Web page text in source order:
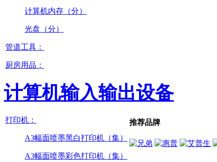
计算机内存（分）
光盘（分）
管道工具：
厨房用品：
计算机输入输出设备
打印机：
A3幅面喷墨黑白打印机（集）
A3幅面喷墨彩色打印机（集）
推荐品牌